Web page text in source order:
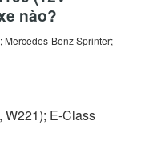
nào?
Mercedes-Benz Sprinter;
W221); E-Class